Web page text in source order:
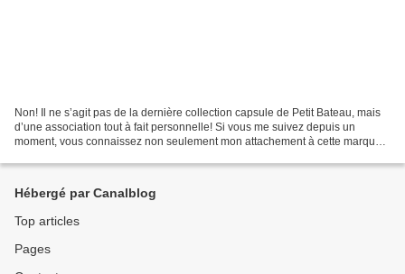
Non! Il ne s’agit pas de la dernière collection capsule de Petit Bateau, mais
d’une association tout à fait personnelle! Si vous me suivez depuis un
moment, vous connaissez non seulement mon attachement à cette marque,
Hébergé par Canalblog
Top articles
Pages